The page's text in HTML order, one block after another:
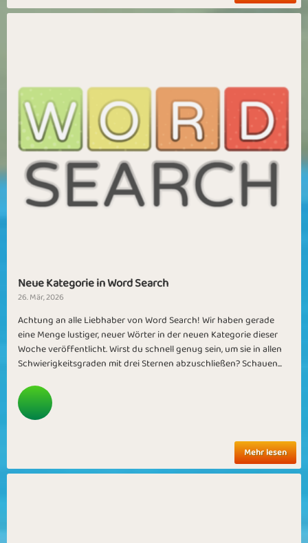
Neue Kategorie in Word Search
26. Mär, 2026
Achtung an alle Liebhaber von Word Search! Wir haben gerade
eine Menge lustiger, neuer Wörter in der neuen Kategorie dieser
Woche veröffentlicht. Wirst du schnell genug sein, um sie in allen
Schwierigkeitsgraden mit drei Sternen abzuschließen? Schauen...
Mehr lesen